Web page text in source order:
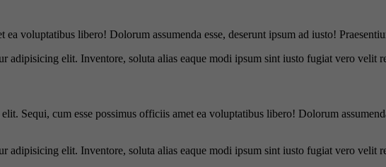
ea voluptatibus libero! Dolorum assumenda esse, deserunt ipsum ad iusto!
adipisicing elit. Inventore, soluta alias eaque modi ipsum sint iusto fugiat vero velit
Sequi, cum esse possimus officiis amet ea voluptatibus libero! Dolorum
adipisicing elit. Inventore, soluta alias eaque modi ipsum sint iusto fugiat vero velit